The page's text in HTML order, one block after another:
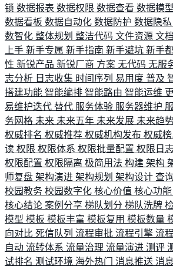
锁 数据报表 数据权限 数据查看 数据模型
数据看板 数据自动化 数据防护 数据隐私
数智化 整体规划 整洁代码 文件资源 文档
上手 新手专属 新手指南 新手避坑 新手
性 新锐产品 新锐厂商 方案 无代码 无服
志分析 日志收集 时间序列 易用度 普及
搭建功能 智能编排 智能路由 智能运维
易维护迭代 替代 服务体验 服务器维护
务网格 未来 未来五年 未来发展 未来趋
权威排名 权威推荐 权威机构发布 权威
读 权限 权限体系 权限批量配置 权限日
权限配置 权限隔离 极简用法 构建 架构
师复盘 架构演进 架构规划 架构设计 查询
校园教务 校园数字化 核心价值 核心功能
核心结论 案例分享 梯队划分 梯队洗牌
模型 模板 模板丰富 模板复用 模板数量
向对比 死信队列 流程审批 流程引擎 流
自动 流转体系 流量治理 流量演进 测评
试排名 测试环境 海外热门 消息推送 消